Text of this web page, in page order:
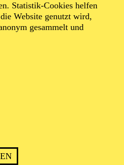
Statistik-Cookies helfen
Website genutzt wird,
gesammelt und
Krug
Ensemble
Romanistik, das sie bis zur
an der Otto-Falckenberg-
Stadttheater Konstanz,
und Theater Krefeld